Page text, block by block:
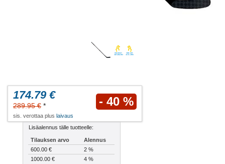
174.79 €
289.95 € * - 40 %
sis. verottaa plus laivaus
Lisäalennus tälle tuotteelle:
Tilauksen arvo
Alennus
600.00 €
2 %
1000.00 €
4 %